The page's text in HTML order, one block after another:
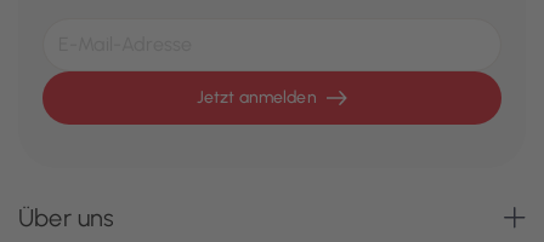
Jetzt anmelden
Über uns